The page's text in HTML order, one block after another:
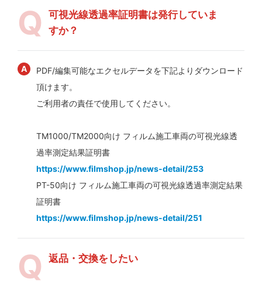
可視光線透過率証明書は発行していま
すか？
PDF/編集可能なエクセルデータを下記よりダウンロード
頂けます。
ご利用者の責任で使用してください。
TM1000/TM2000向け フィルム施工車両の可視光線透
過率測定結果証明書
https://www.filmshop.jp/news-detail/253
PT-50向け フィルム施工車両の可視光線透過率測定結果
証明書
https://www.filmshop.jp/news-detail/251
返品・交換をしたい